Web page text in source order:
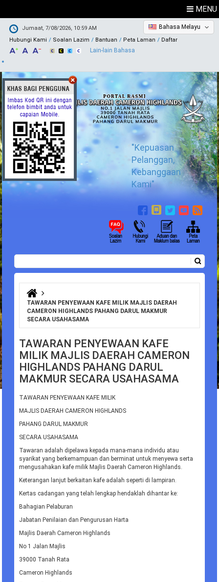
MENU
Jumaat, 7/08/2026, 10:59 AM
Hubungi Kami
Soalan Lazim Bantuan Peta Laman Daftar
Bahasa Melayu
Lain-lain Bahasa
"Kepuasan
Pelanggan,
Kebanggaan
Kami"
Borang carian
Anda di sini
TAWARAN PENYEWAAN KAFE MILIK MAJLIS DAERAH
CAMERON HIGHLANDS PAHANG DARUL MAKMUR
SECARA USAHASAMA
TAWARAN PENYEWAAN KAFE
MILIK MAJLIS DAERAH CAMERON
HIGHLANDS PAHANG DARUL
MAKMUR SECARA USAHASAMA
TAWARAN PENYEWAAN KAFE MILIK
MAJLIS DAERAH CAMERON HIGHLANDS
PAHANG DARUL MAKMUR
SECARA USAHASAMA
Tawaran adalah dipelawa kepada mana-mana individu atau
syarikat yang berkemampuan dan berminat untuk menyewa serta
mengusahakan kafe milik Majlis Daerah Cameron Highlands.
Keterangan lanjut berkaitan kafe adalah seperti di lampiran.
Kertas cadangan yang telah lengkap hendaklah dihantar ke:
Bahagian Pelaburan
Jabatan Penilaian dan Pengurusan Harta
Majlis Daerah Cameron Highlands
No 1 Jalan Majlis
39000 Tanah Rata
Cameron Highlands